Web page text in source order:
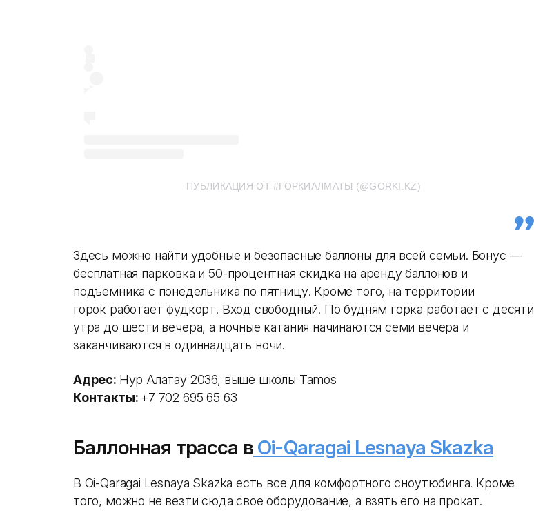
ПУБЛИКАЦИЯ ОТ #ГОРКИАЛМАТЫ (@GORKI.KZ)
Здесь можно найти удобные и безопасные баллоны для всей семьи. Бонус —
бесплатная парковка и 50-процентная скидка на аренду баллонов и
подъёмника с понедельника по пятницу. Кроме того, на территории
горок работает фудкорт. Вход свободный. По будням горка работает с десяти
утра до шести вечера, а ночные катания начинаются семи вечера и
заканчиваются в одиннадцать ночи.
Адрес: Нур Алатау 2036, выше школы Tamos
Контакты: +7 702 695 65 63
Баллонная трасса вOi-Qaragai Lesnaya Skazka
В Oi-Qaragai Lesnaya Skazka есть все для комфортного сноутюбинга. Кроме
того, можно не везти сюда свое оборудование, а взять его на прокат.